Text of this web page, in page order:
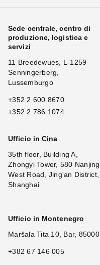
Sede centrale, centro di
produzione, logistica e
servizi
11 Breedewues, L-1259
Senningerberg,
Lussemburgo
+352 2 600 8670
+352 2 786 1074
Ufficio in Cina
35th floor, Building A,
Zhongyi Tower, 580 Nanjing
West Road, Jing'an District,
Shanghai
Ufficio in Montenegro
Maršala Tita 10, Bar, 85000
+382 67 146 005